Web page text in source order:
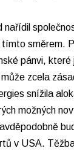
nařídil
směrem.
pánvi, které
zcela
snížila
možných
v USA.